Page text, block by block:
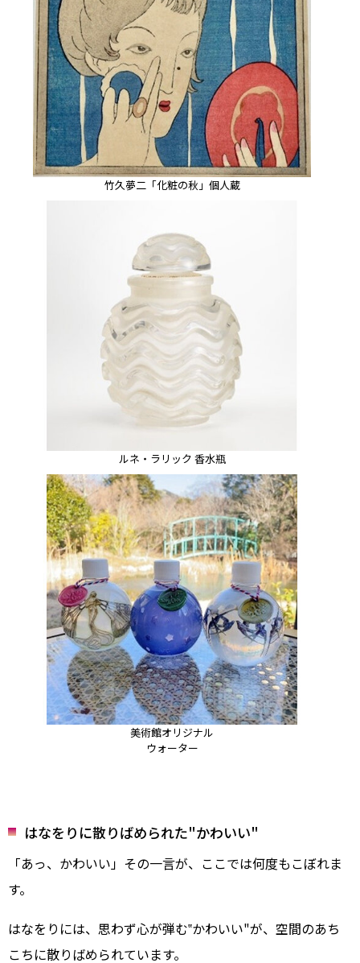
竹久夢二「化粧の秋」個人蔵
ルネ・ラリック 香水瓶
美術館オリジナル
ウォーター
はなをりに散りばめられた"かわいい"
「あっ、かわいい」その一言が、ここでは何度もこぼれま
す。
はなをりには、思わず心が弾む‟かわいい"が、空間のあち
こちに散りばめられています。